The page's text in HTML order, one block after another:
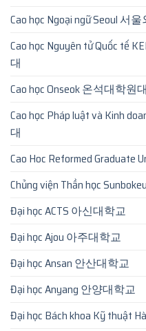
Cao học Ngoại ngữ Seoul 서
Cao học Nguyên tử Quốc tế
대
Cao học Onseok 온석대학원
Cao học Pháp luật và Kinh
대
Cao Hoc Reformed
Chủng viện Thần học
Đại học ACTS 아신대학교
Đại học Ajou 아주대학교
Đại học Ansan 안산대학교
Đại học Anyang 안양대학교
Đại học Bách khoa Kỹ thuật